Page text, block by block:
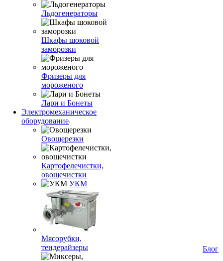
Льдогенераторы
Шкафы шоковой
заморозки
Фризеры для
мороженого
Лари и Бонеты
Электромеханическое
оборудование
Овощерезки
Картофелечистки,
овощечистки
УКМ
Мясорубки,
тендерайзеры
Блог